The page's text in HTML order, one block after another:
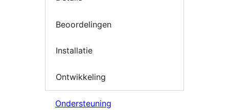
Beoordelingen
Installatie
Ontwikkeling
Ondersteuning